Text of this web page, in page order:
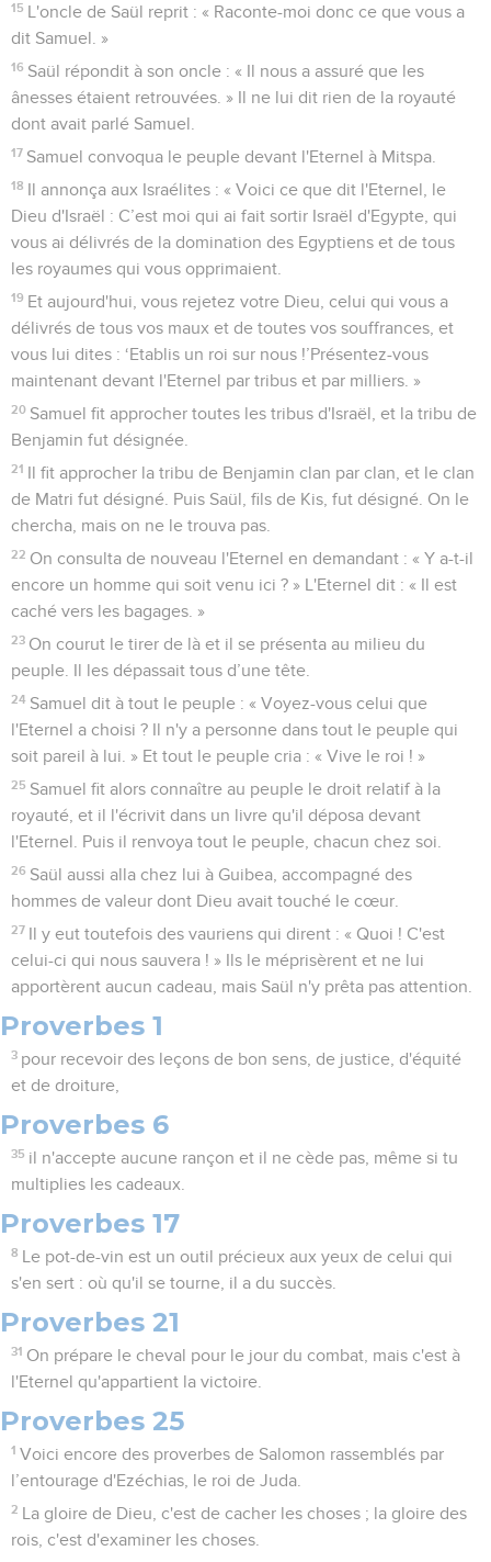
15
L'oncle de Saül reprit : « Raconte-moi donc ce que vous a
dit Samuel. »
16 Saül répondit à son oncle : « Il nous a assuré que les
ânesses étaient retrouvées. » Il ne lui dit rien de la royauté
dont avait parlé Samuel.
17 Samuel convoqua le peuple devant l'Eternel à Mitspa.
18
Il annonça aux Israélites : « Voici ce que dit l'Eternel, le
Dieu d'Israël : C’est moi qui ai fait sortir Israël d'Egypte, qui
vous ai délivrés de la domination des Egyptiens et de tous
les royaumes qui vous opprimaient.
19 Et aujourd'hui, vous rejetez votre Dieu, celui qui vous a
délivrés de tous vos maux et de toutes vos souffrances, et
vous lui dites : ‘Etablis un roi sur nous !’Présentez-vous
maintenant devant l'Eternel par tribus et par milliers. »
20 Samuel fit approcher toutes les tribus d'Israël, et la tribu de
Benjamin fut désignée.
21
Il fit approcher la tribu de Benjamin clan par clan, et le clan
de Matri fut désigné. Puis Saül, fils de Kis, fut désigné. On le
chercha, mais on ne le trouva pas.
22 On consulta de nouveau l'Eternel en demandant : « Y a-t-il
encore un homme qui soit venu ici ? » L'Eternel dit : « Il est
caché vers les bagages. »
23 On courut le tirer de là et il se présenta au milieu du
peuple. Il les dépassait tous d’une tête.
24 Samuel dit à tout le peuple : « Voyez-vous celui que
l'Eternel a choisi ? Il n'y a personne dans tout le peuple qui
soit pareil à lui. » Et tout le peuple cria : « Vive le roi ! »
25 Samuel fit alors connaître au peuple le droit relatif à la
royauté, et il l'écrivit dans un livre qu'il déposa devant
l'Eternel. Puis il renvoya tout le peuple, chacun chez soi.
26 Saül aussi alla chez lui à Guibea, accompagné des
hommes de valeur dont Dieu avait touché le cœur.
27
Il y eut toutefois des vauriens qui dirent : « Quoi ! C'est
celui-ci qui nous sauvera ! » Ils le méprisèrent et ne lui
apportèrent aucun cadeau, mais Saül n'y prêta pas attention.
Proverbes 1
3 pour recevoir des leçons de bon sens, de justice, d'équité
et de droiture,
Proverbes 6
35 il n'accepte aucune rançon et il ne cède pas, même si tu
multiplies les cadeaux.
Proverbes 17
8
Le pot-de-vin est un outil précieux aux yeux de celui qui
s'en sert : où qu'il se tourne, il a du succès.
Proverbes 21
31 On prépare le cheval pour le jour du combat, mais c'est à
l'Eternel qu'appartient la victoire.
Proverbes 25
1 Voici encore des proverbes de Salomon rassemblés par
l’entourage d'Ezéchias, le roi de Juda.
2
La gloire de Dieu, c'est de cacher les choses ; la gloire des
rois, c'est d'examiner les choses.